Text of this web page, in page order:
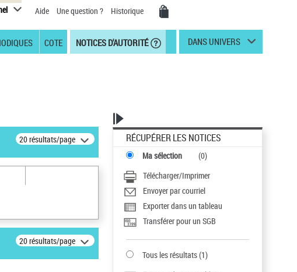
Aide Une question ? Historique
COTE NOTICES D'AUTORITÉ DANS UNIVERS
20 résultats/page
20 résultats/page
RÉCUPÉRER LES NOTICES
Ma sélection (0)
Télécharger/Imprimer
Envoyer par courriel
Exporter dans un tableau
Transférer pour un SGB
Tous les résultats(1)